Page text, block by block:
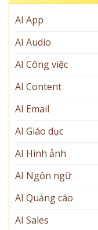
AI App
AI Audio
AI Công việc
AI Content
AI Email
AI Giáo dục
AI Hình ảnh
AI Ngôn ngữ
AI Quảng cáo
AI Sales